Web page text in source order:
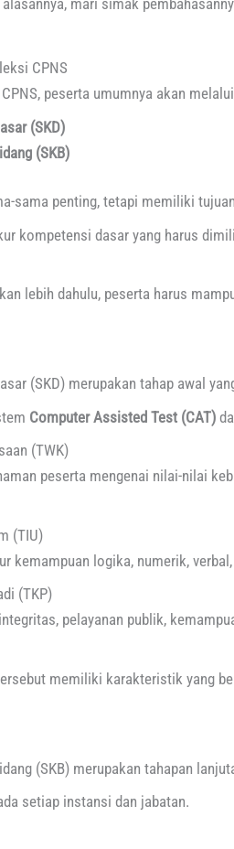
mari simak
CPNS
peserta umumnya akan
(SKD)
(SKB)
sama penting, tetapi memiliki
kompetensi dasar yang harus
lebih dahulu, peserta harus
(SKD) merupakan tahap awal
Computer Assisted Test (CAT)
(TWK)
peserta mengenai nilai-nilai
(TIU)
kemampuan logika, numerik,
(TKP)
pelayanan publik,
memiliki karakteristik yang
(SKB) merupakan tahapan
setiap instansi dan jabatan.